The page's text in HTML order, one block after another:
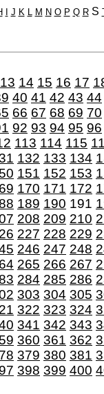
I J K L M N O P Q R S
13 14 15 16 17
40 41 42 43 44
66 67 68 69 70
92 93 94 95 96
113 114 115
132 133 134
151 152 153
170 171 172
189 190 191
208 209 210
227 228 229
246 247 248
265 266 267
284 285 286
303 304 305
322 323 324
341 342 343
360 361 362
379 380 381
398 399 400